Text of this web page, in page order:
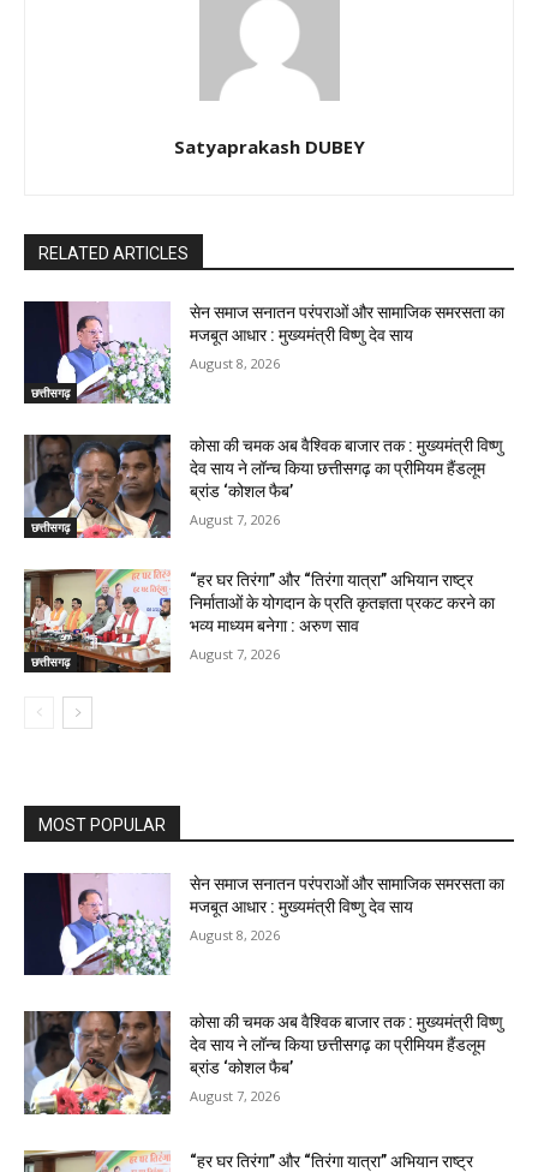
Satyaprakash DUBEY
RELATED ARTICLES
छत्तीसगढ़
सेन समाज सनातन परंपराओं और सामाजिक समरसता का
मजबूत आधार : मुख्यमंत्री विष्णु देव साय
August 8, 2026
छत्तीसगढ़
कोसा की चमक अब वैश्विक बाजार तक : मुख्यमंत्री विष्णु
देव साय ने लॉन्च किया छत्तीसगढ़ का प्रीमियम हैंडलूम
ब्रांड ‘कोशल फैब’
August 7, 2026
छत्तीसगढ़
“हर घर तिरंगा” और “तिरंगा यात्रा” अभियान राष्ट्र
निर्माताओं के योगदान के प्रति कृतज्ञता प्रकट करने का
भव्य माध्यम बनेगा : अरुण साव
August 7, 2026
MOST POPULAR
सेन समाज सनातन परंपराओं और सामाजिक समरसता का
मजबूत आधार : मुख्यमंत्री विष्णु देव साय
August 8, 2026
कोसा की चमक अब वैश्विक बाजार तक : मुख्यमंत्री विष्णु
देव साय ने लॉन्च किया छत्तीसगढ़ का प्रीमियम हैंडलूम
ब्रांड ‘कोशल फैब’
August 7, 2026
“हर घर तिरंगा” और “तिरंगा यात्रा” अभियान राष्ट्र